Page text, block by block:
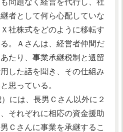
問題なく経営を代行し、社
者として何ら心配していな
社株式をどのように移転す
。Ａさんは、経営者仲間だ
たり、事業承継税制と遺留
した話を聞き、その仕組み
思っている。
には、長男Ｃさん以外に２
それぞれに相応の資金援助
Ｃさんに事業を承継するこ